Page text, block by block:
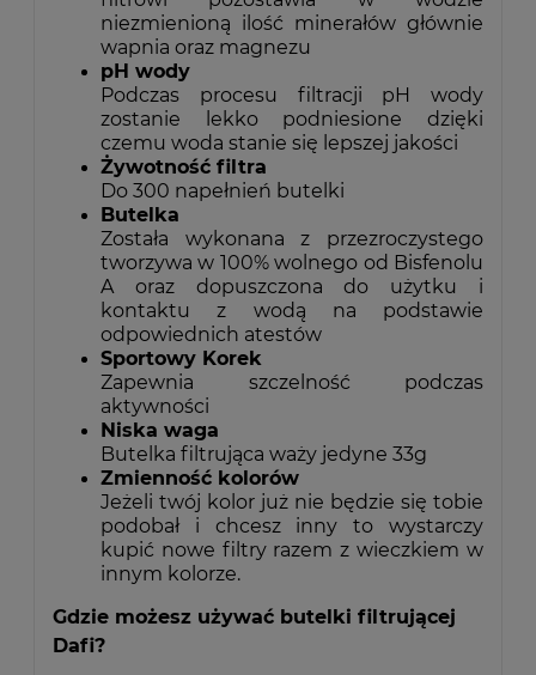
niezmienioną ilość minerałów głównie
wapnia oraz magnezu
pH wody
Podczas procesu filtracji pH wody
zostanie lekko podniesione dzięki
czemu woda stanie się lepszej jakości
Żywotność filtra
Do 300 napełnień butelki
Butelka
Została wykonana z przezroczystego
tworzywa w 100% wolnego od Bisfenolu
A oraz dopuszczona do użytku i
kontaktu z wodą na podstawie
odpowiednich atestów
Sportowy Korek
Zapewnia szczelność podczas
aktywności
Niska waga
Butelka filtrująca waży jedyne 33g
Zmienność kolorów
Jeżeli twój kolor już nie będzie się tobie
podobał i chcesz inny to wystarczy
kupić nowe filtry razem z wieczkiem w
innym kolorze.
Gdzie możesz używać butelki filtrującej
Dafi?